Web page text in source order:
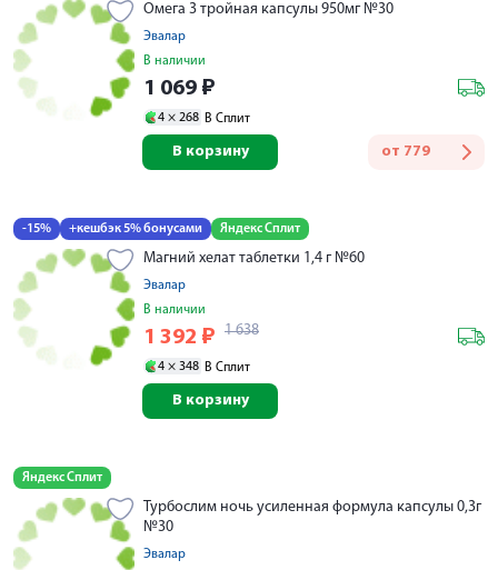
Омега 3 тройная капсулы 950мг №30
Эвалар
В наличии
1 069 ₽
4 × 268 В Сплит
от 779
В корзину
-15% +кешбэк 5% бонусами Яндекс Сплит
Магний хелат таблетки 1,4 г №60
Эвалар
В наличии
1 392 ₽ 1 638
4 × 348 В Сплит
В корзину
Яндекс Сплит
Турбослим ночь усиленная формула капсулы 0,3г
№30
Эвалар